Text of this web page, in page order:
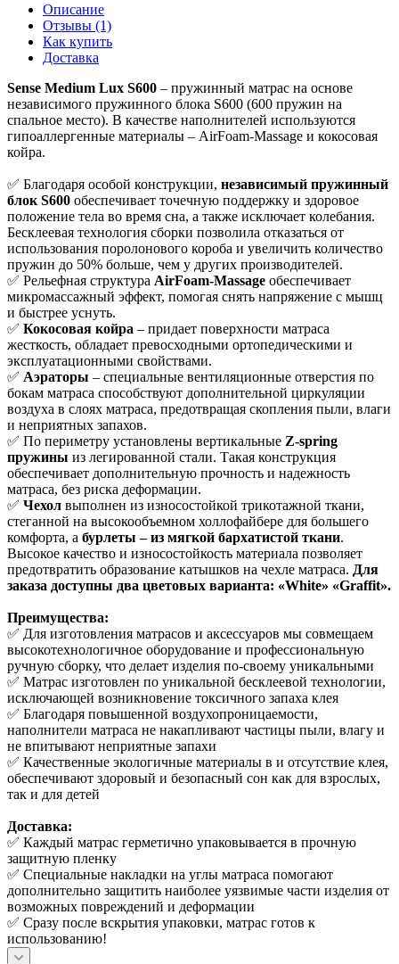
Описание
Отзывы (1)
Как купить
Доставка
Sense Medium Lux S600 – пружинный матрас на основе
независимого пружинного блока S600 (600 пружин на
спальное место). В качестве наполнителей используются
гипоаллергенные материалы – AirFoam-Massage и кокосовая
койра.
✅ Благодаря особой конструкции, независимый пружинный
блок S600 обеспечивает точечную поддержку и здоровое
положение тела во время сна, а также исключает колебания.
Бесклеевая технология сборки позволила отказаться от
использования поролонового короба и увеличить количество
пружин до 50% больше, чем у других производителей.
✅ Рельефная структура AirFoam-Massage обеспечивает
микромассажный эффект, помогая снять напряжение с мышц
и быстрее уснуть.
✅ Кокосовая койра – придает поверхности матраса
жесткость, обладает превосходными ортопедическими и
эксплуатационными свойствами.
✅ Аэраторы – специальные вентиляционные отверстия по
бокам матраса способствуют дополнительной циркуляции
воздуха в слоях матраса, предотвращая скопления пыли, влаги
и неприятных запахов.
✅ По периметру установлены вертикальные Z-spring
пружины из легированной стали. Такая конструкция
обеспечивает дополнительную прочность и надежность
матраса, без риска деформации.
✅ Чехол выполнен из износостойкой трикотажной ткани,
стеганной на высокообъемном холлофайбере для большего
комфорта, а бурлеты – из мягкой бархатистой ткани.
Высокое качество и износостойкость материала позволяет
предотвратить образование катышков на чехле матраса. Для
заказа доступны два цветовых варианта: «White» «Graffit».
Преимущества:
✅ Для изготовления матрасов и аксессуаров мы совмещаем
высокотехнологичное оборудование и профессиональную
ручную сборку, что делает изделия по-своему уникальными
✅ Матрас изготовлен по уникальной бесклеевой технологии,
исключающей возникновение токсичного запаха клея
✅ Благодаря повышенной воздухопроницаемости,
наполнители матраса не накапливают частицы пыли, влагу и
не впитывают неприятные запахи
✅ Качественные экологичные материалы в и отсутствие клея,
обеспечивают здоровый и безопасный сон как для взрослых,
так и для детей
Доставка:
✅ Каждый матрас герметично упаковывается в прочную
защитную пленку
✅ Специальные накладки на углы матраса помогают
дополнительно защитить наиболее уязвимые части изделия от
возможных повреждений и деформации
✅ Сразу после вскрытия упаковки, матрас готов к
использованию!